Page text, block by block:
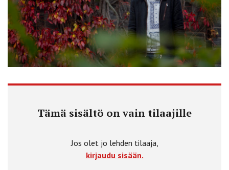
Tämä sisältö on vain tilaajille
Jos olet jo lehden tilaaja,
kirjaudu sisään.